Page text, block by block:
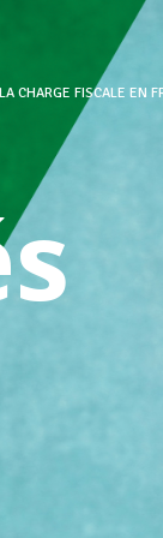
CHARGE FISCALE EN